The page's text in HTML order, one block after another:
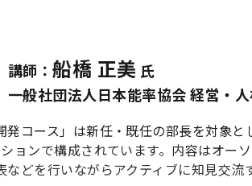
講師：船橋 正美 氏
一般社団法人日本能率協会 経営・
コース」は新任・既任の部長を対象と
ョンで構成されています。内容はオー
どを行いながらアクティブに知見交流